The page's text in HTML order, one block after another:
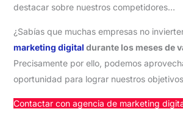
destacar sobre nuestros competidores…
¿Sabías que muchas empresas no
marketing digital durante los meses de
Precisamente por ello, podemos
oportunidad para lograr nuestros
Contactar con agencia de marketing